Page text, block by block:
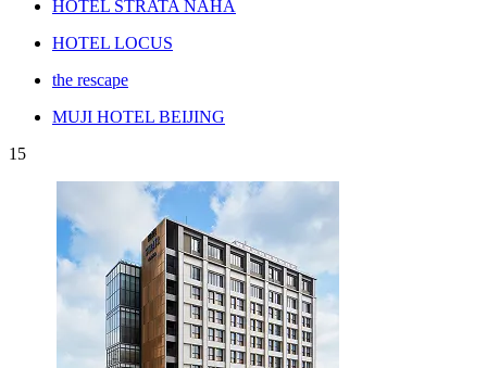
HOTEL STRATA NAHA
HOTEL LOCUS
the rescape
MUJI HOTEL BEIJING
15